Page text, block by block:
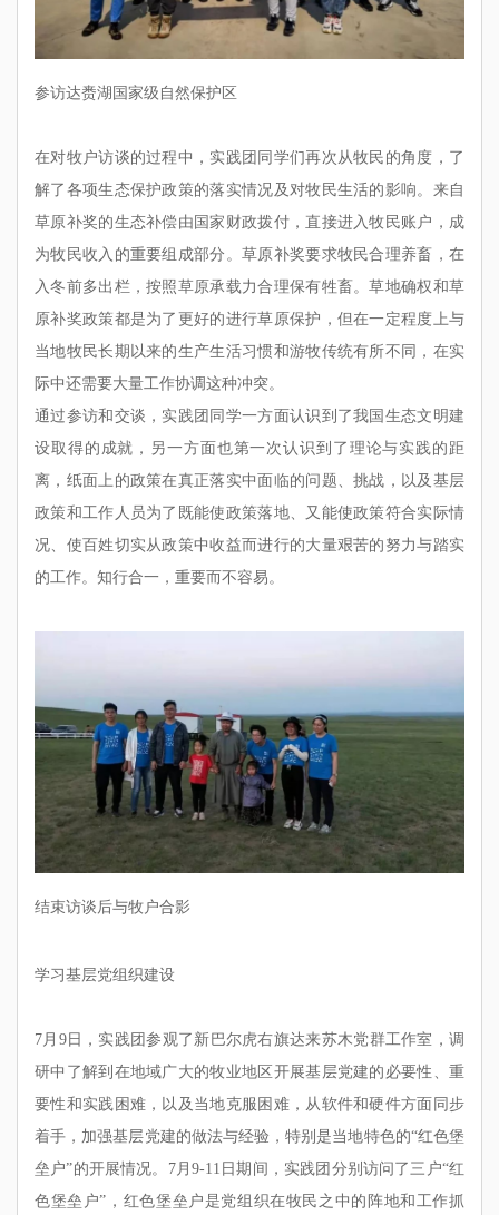
参访达赉湖国家级自然保护区
在对牧户访谈的过程中，实践团同学们再次从牧民的角度，了
解了各项生态保护政策的落实情况及对牧民生活的影响。来自
草原补奖的生态补偿由国家财政拨付，直接进入牧民账户，成
为牧民收入的重要组成部分。草原补奖要求牧民合理养畜，在
入冬前多出栏，按照草原承载力合理保有牲畜。草地确权和草
原补奖政策都是为了更好的进行草原保护，但在一定程度上与
当地牧民长期以来的生产生活习惯和游牧传统有所不同，在实
际中还需要大量工作协调这种冲突。
通过参访和交谈，实践团同学一方面认识到了我国生态文明建
设取得的成就，另一方面也第一次认识到了理论与实践的距
离，纸面上的政策在真正落实中面临的问题、挑战，以及基层
政策和工作人员为了既能使政策落地、又能使政策符合实际情
况、使百姓切实从政策中收益而进行的大量艰苦的努力与踏实
的工作。知行合一，重要而不容易。
结束访谈后与牧户合影
学习基层党组织建设
7月9日，实践团参观了新巴尔虎右旗达来苏木党群工作室，调
研中了解到在地域广大的牧业地区开展基层党建的必要性、重
要性和实践困难，以及当地克服困难，从软件和硬件方面同步
着手，加强基层党建的做法与经验，特别是当地特色的“红色堡
垒户”的开展情况。7月9-11日期间，实践团分别访问了三户“红
色堡垒户”，红色堡垒户是党组织在牧民之中的阵地和工作抓